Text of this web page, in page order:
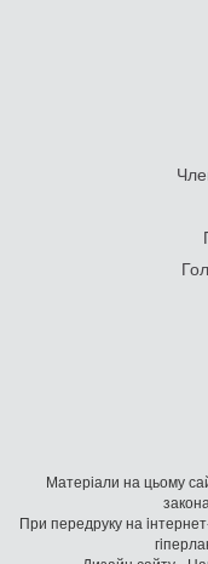
Матеріали на цьому
При передруку на